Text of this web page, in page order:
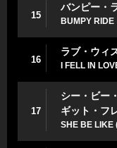
15
バンピー・
BUMPY RIDE
16
ラブ・ウィ
I FELL IN
17
シー・ビー
ギット・フ
SHE BE LIKE